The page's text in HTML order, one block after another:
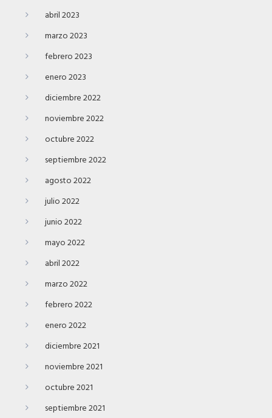
abril 2023
marzo 2023
febrero 2023
enero 2023
diciembre 2022
noviembre 2022
octubre 2022
septiembre 2022
agosto 2022
julio 2022
junio 2022
mayo 2022
abril 2022
marzo 2022
febrero 2022
enero 2022
diciembre 2021
noviembre 2021
octubre 2021
septiembre 2021